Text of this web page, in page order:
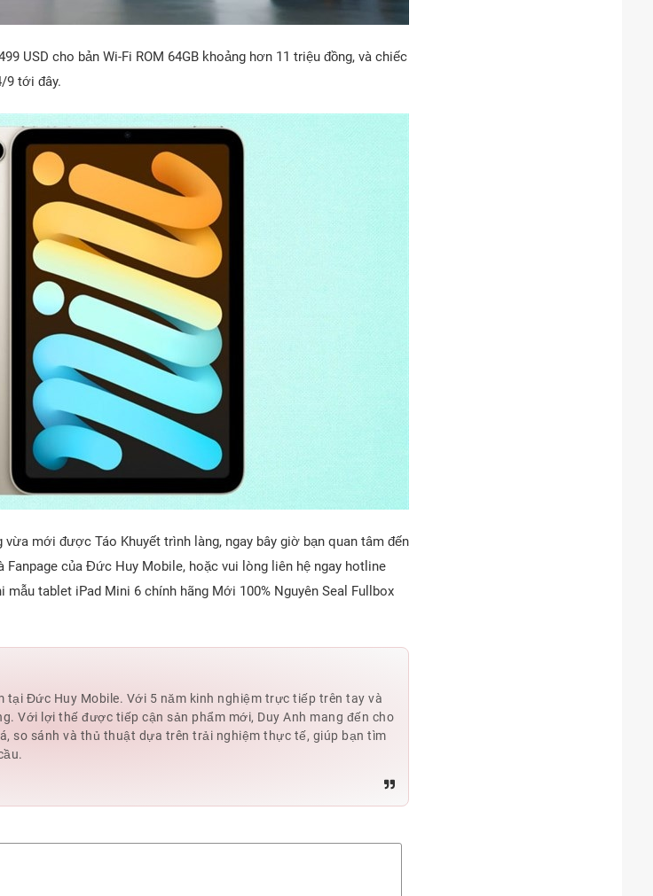
USD cho bản Wi-Fi ROM 64GB khoảng hơn 11 triệu đồng, và chiếc
9 tới đây.
vừa mới được Táo Khuyết trình làng, ngay bây giờ bạn quan tâm đến
của Đức Huy Mobile, hoặc vui lòng liên hệ ngay hotline
mẫu tablet iPad Mini 6 chính hãng Mới 100% Nguyên Seal Fullbox
tại Đức Huy Mobile. Với 5 năm kinh nghiệm trực tiếp trên tay và
Với lợi thế được tiếp cận sản phẩm mới, Duy Anh mang đến cho
so sánh và thủ thuật dựa trên trải nghiệm thực tế, giúp bạn tìm